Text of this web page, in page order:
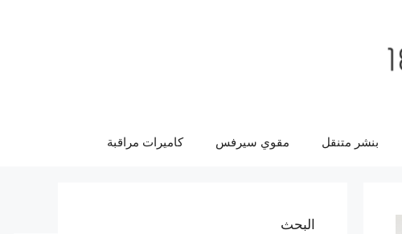
بنشر متنقل مقوي سيرفس كاميرات مراقبة
البحث